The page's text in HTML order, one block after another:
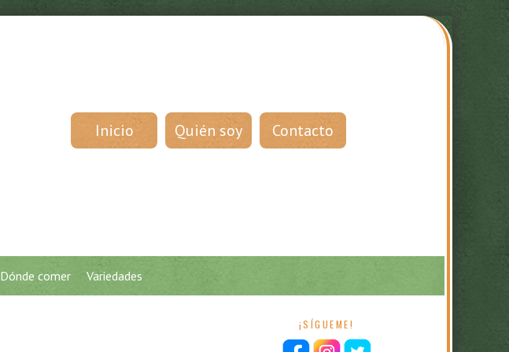
Inicio Quién soy Contacto
Dónde comer Variedades
¡SÍGUEME!